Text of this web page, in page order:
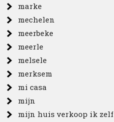
marke
mechelen
meerbeke
meerle
melsele
merksem
mi casa
mijn
mijn huis verkoop ik zelf